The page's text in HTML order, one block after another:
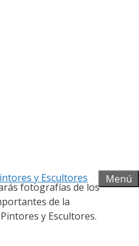
Menú
fotografías de los
de la
y Escultores.